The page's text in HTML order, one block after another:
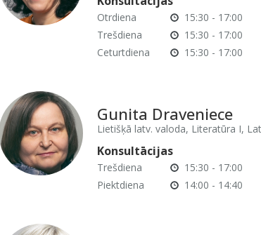
Otrdiena 15:30 - 17:00
Trešdiena
15:30 - 17:00
Ceturtdiena
15:30 - 17:00
Gunita Draveniece
Lietišķā latv. valoda, Literatūra I,
Konsultācijas
Trešdiena 15:30 - 17:00
Piektdiena
14:00 - 14:40